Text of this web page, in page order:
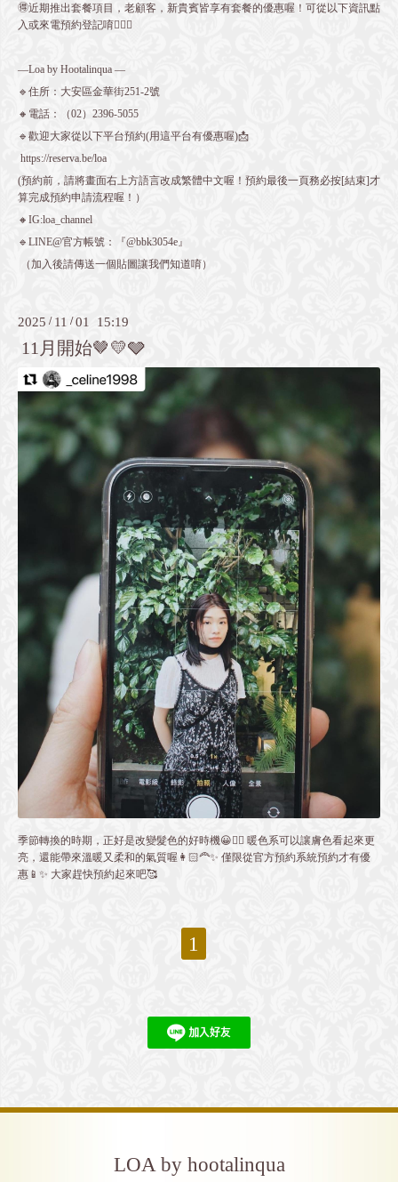
🉐近期推出套餐項目，老顧客，新貴賓皆享有套餐的優惠喔！可從以下資訊點
入或來電預約登記唷💁🏻‍♀️
—Loa by Hootalinqua —
🔹住所：大安區金華街251-2號
🔸電話：（02）2396-5055
🔹歡迎大家從以下平台預約(用這平台有優惠喔)📩
https://reserva.be/loa
(預約前，請將畫面右上方語言改成繁體中文喔！預約最後一頁務必按[結束]才
算完成預約申請流程喔！）
🔸IG:loa_channel
🔹LINE@官方帳號：『@bbk3054e』
（加入後請傳送一個貼圖讓我們知道唷）
2025 / 11 /01 15:19
11月開始🤎💛🩶
季節轉換的時期，正好是改變髮色的好時機😀👍🏻 暖色系可以讓膚色看起來更
亮，還能帶來溫暖又柔和的氣質喔👩🏻‍🦰✨ 僅限從官方預約系統預約才有優
惠📱✨ 大家趕快預約起來吧🥰
1
LOA by hootalinqua